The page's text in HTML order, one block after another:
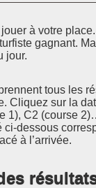
à votre
gagnant.
jour.
tous les
Cliquez sur la
1), C2 (course
dessous
à l’arrivée.